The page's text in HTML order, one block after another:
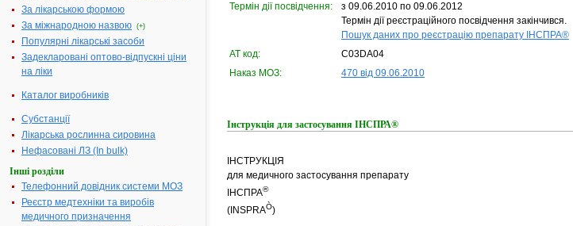
За лікарською формою
За міжнародною назвою (+)
Популярні лікарські засоби
Задекларовані оптово-відпускні ціни
на ліки
Каталог виробників
Субстанції
Лікарська рослинна сировина
Нефасовані ЛЗ (In bulk)
Інші розділи
Телефонний довідник системи МОЗ
Реєстр медтехніки та виробів
медичного призначення
Термін дії посвідчення:
з 09.06.2010 по 09.06.2012
Термін дії реєстраційного посвідчення закінчився.
Пошук даних про реєстрацію препарату ІНСПРА®
АТ код:
C03DA04
Наказ МОЗ:
470 від 09.06.2010
Інструкція для застосування ІНСПРА®
ІНСТРУКЦІЯ
для медичного застосування препарату
ІНСПРА®
(INSPRAÒ)